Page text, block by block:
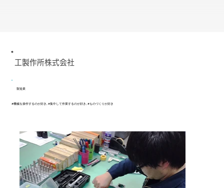
工製作所株式会社
製造業
#機械を操作するのが好き, #集中して作業するのが好き, #ものづくりが好き